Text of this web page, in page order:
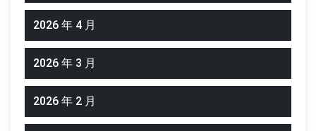
2026 年 4 月
2026 年 3 月
2026 年 2 月